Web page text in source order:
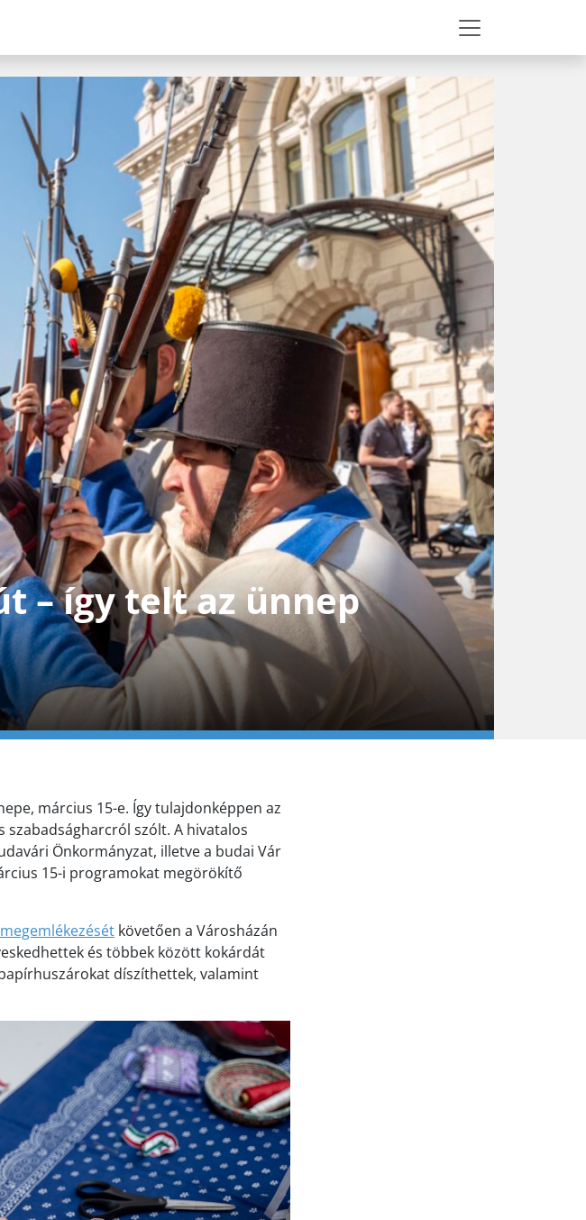
– így telt az ünnep
március 15-e. Így tulajdonképpen az
szabadságharcról szólt. A hivatalos
Önkormányzat, illetve a budai Vár
15-i programokat megörökítő
megemlékezését követően a Városházán
és többek között kokárdát
díszíthettek, valamint